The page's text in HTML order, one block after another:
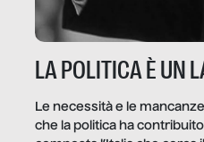
LA POLITICA È UN
Le necessità e le
che la politica ha